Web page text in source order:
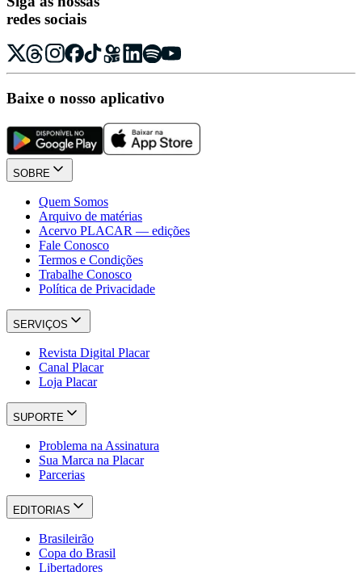
redes sociais
Baixe o nosso aplicativo
SOBRE
Quem Somos
Arquivo de matérias
Acervo PLACAR — edições
Fale Conosco
Termos e Condições
Trabalhe Conosco
Política de Privacidade
SERVIÇOS
Revista Digital Placar
Canal Placar
Loja Placar
SUPORTE
Problema na Assinatura
Sua Marca na Placar
Parcerias
EDITORIAS
Brasileirão
Copa do Brasil
Libertadores